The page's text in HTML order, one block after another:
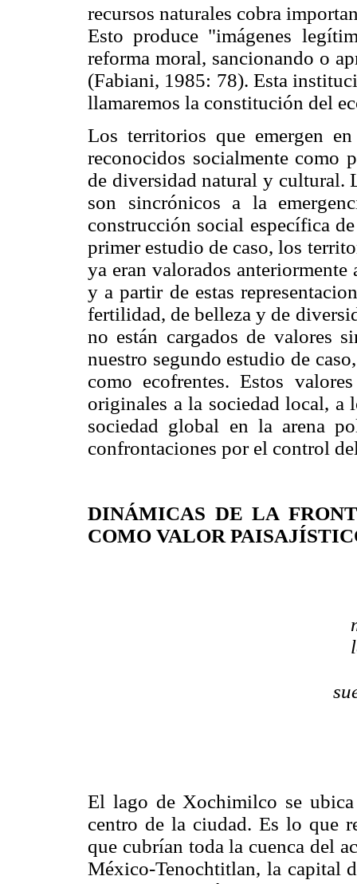
recursos naturales cobra
Esto produce "imágenes
reforma moral, sancionando o
(Fabiani, 1985: 78). Esta
llamaremos la constitución del
Los territorios que emergen
reconocidos socialmente como
de diversidad natural y cultural.
son sincrónicos a la
construcción social específica
primer estudio de caso, los
ya eran valorados anteriormente
y a partir de estas
fertilidad, de belleza y de
no están cargados de valores
nuestro segundo estudio de
como ecofrentes. Estos
originales a la sociedad local, a
sociedad global en la arena
confrontaciones por el control
DINÁMICAS DE LA
COMO VALOR
El lago de Xochimilco se
centro de la ciudad. Es lo que
que cubrían toda la cuenca del
México-Tenochtitlan, la capital